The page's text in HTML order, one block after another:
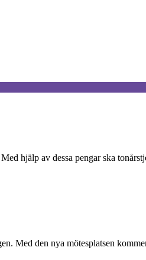
hjälp av dessa pengar ska
Med den nya mötesplatsen